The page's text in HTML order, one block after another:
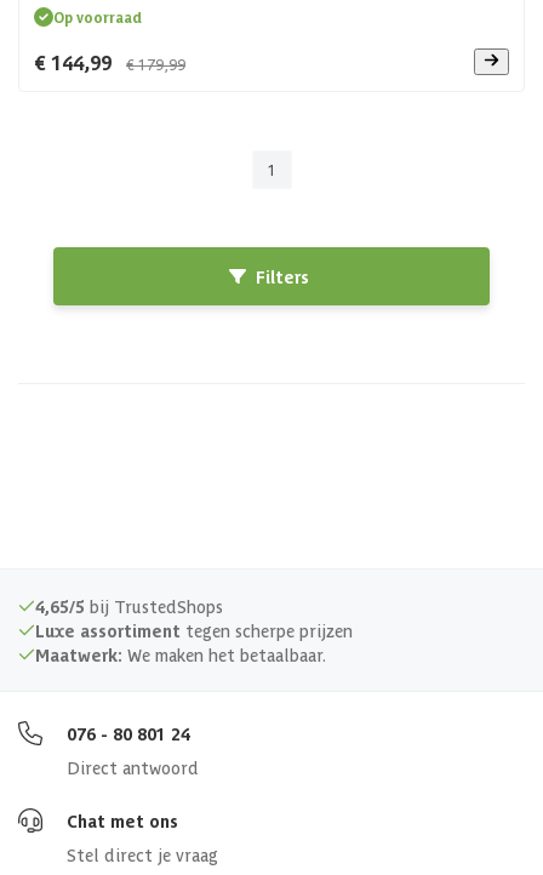
Op voorraad
€ 144,99 € 179,99
1
Filters
4,65/5 bij TrustedShops
Luxe assortiment tegen scherpe prijzen
Maatwerk: We maken het betaalbaar.
076 - 80 801 24
Direct antwoord
Chat met ons
Stel direct je vraag